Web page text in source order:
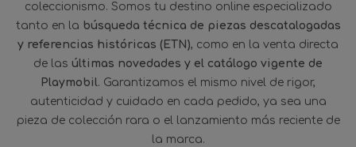
coleccionismo. Somos tu destino online especializado
tanto en la búsqueda técnica de piezas descatalogadas
y referencias históricas (ETN), como en la venta directa
de las últimas novedades y el catálogo vigente de
Playmobil. Garantizamos el mismo nivel de rigor,
autenticidad y cuidado en cada pedido, ya sea una
pieza de colección rara o el lanzamiento más reciente de
la marca.